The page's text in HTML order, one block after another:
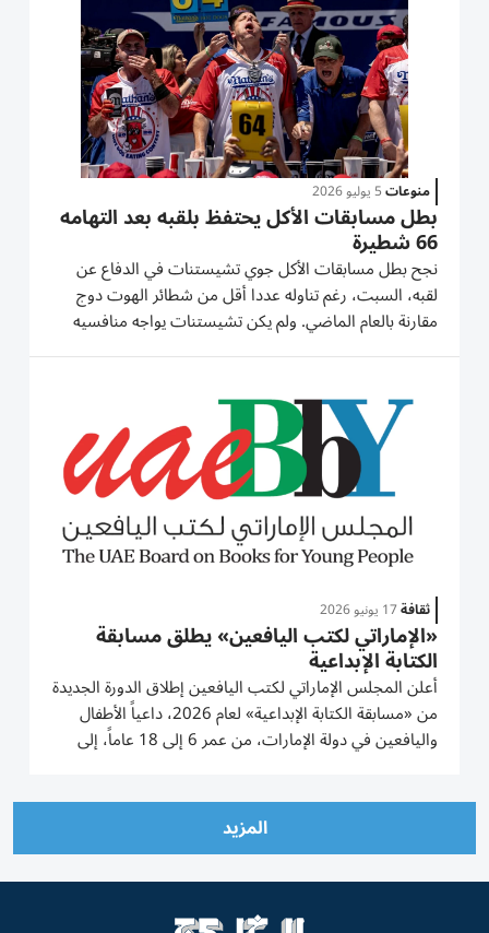
منوعات5 يوليو 2026
بطل مسابقات الأكل يحتفظ بلقبه بعد التهامه
66 شطيرة
نجح بطل مسابقات الأكل جوي تشيستنات في الدفاع عن
لقبه، السبت، ‌رغم تناوله عددا أقل من شطائر الهوت دوج ​
مقارنة ⁠بالعام الماضي. ولم يكن تشيستنات ‌يواجه منافسيه
فحسب، ‌بل كان يصارع أيضا درجات الحرارة المرتفعة، خلال
آيلاند...
ثقافة17 يونيو 2026
«الإماراتي لكتب اليافعين» يطلق مسابقة
الكتابة الإبداعية
أعلن المجلس الإماراتي لكتب اليافعين إطلاق الدورة الجديدة
من «مسابقة الكتابة الإبداعية» لعام 2026، داعياً الأطفال
واليافعين في دولة الإمارات، من عمر 6 إلى 18 عاماً، إلى
المزيد